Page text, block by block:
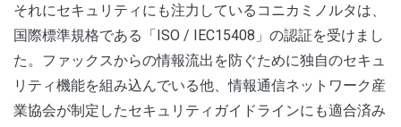
それにセキュリティにも注力しているコニカミノルタは、
国際標準規格である「ISO / IEC15408」の認証を受けまし
た。ファックスからの情報流出を防ぐために独自のセキュ
リティ機能を組み込んでいる他、情報通信ネットワーク産
業協会が制定したセキュリティガイドラインにも適合済み